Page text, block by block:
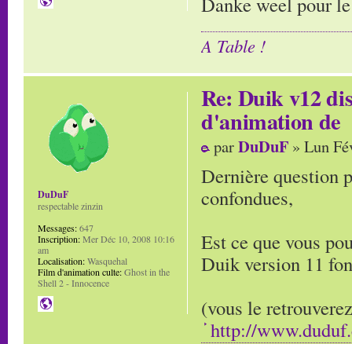
A Table !
Re: Duik v12
d'animation de
parDuDuF » Lun
Dernière question
confondues,
Est ce que vous
Duik version 11
(vous le
http://
DuDuF
respectable zinzin
Messages:647
Inscription:Mer Déc 10, 2008 10:16
am
Localisation:Wasquehal
Film d'animation culte:Ghost in the
Shell 2 - Innocence